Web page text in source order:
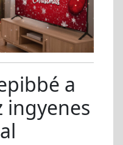
a
ingyenes